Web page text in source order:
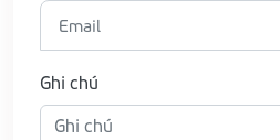
Ghi chú